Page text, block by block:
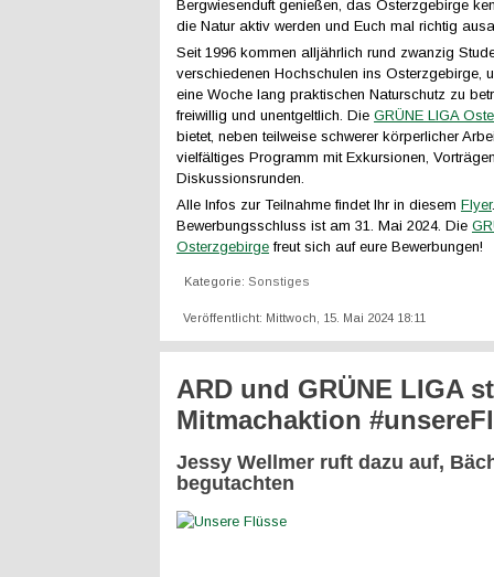
Bergwiesenduft genießen, das Osterzgebirge
die Natur aktiv werden und Euch mal richtig
Seit 1996 kommen alljährlich rund zwanzig
verschiedenen Hochschulen ins Osterzgebirge,
eine Woche lang praktischen Naturschutz zu
freiwillig und unentgeltlich. Die GRÜNE LIGA
bietet, neben teilweise schwerer körperlicher
vielfältiges Programm mit Exkursionen,
Diskussionsrunden.
Alle Infos zur Teilnahme findet Ihr in diesem Flyer
Bewerbungsschluss ist am 31. Mai 2024. Die
Osterzgebirge freut sich auf eure Bewerbungen!
Kategorie: Sonstiges
Veröffentlicht: Mittwoch, 15. Mai 2024 18:11
ARD und GRÜNE LIGA
Mitmachaktion
Jessy Wellmer ruft dazu auf,
begutachten